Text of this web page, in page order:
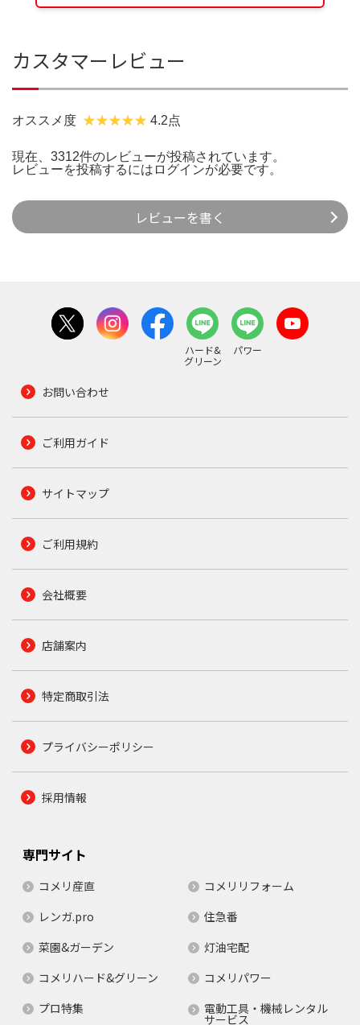
カスタマーレビュー
オススメ度 4.2点
現在、3312件のレビューが投稿されています。
レビューを投稿するには ログインが必要です。
レビューを書く
ハード&
グリーン
パワー
お問い合わせ
ご利用ガイド
サイトマップ
ご利用規約
会社概要
店舗案内
特定商取引法
プライバシーポリシー
採用情報
専門サイト
コメリ産直
コメリリフォーム
レンガ.pro
住急番
菜園&ガーデン
灯油宅配
コメリハード&グリーン
コメリパワー
プロ特集
電動工具・機械レンタル
サービス